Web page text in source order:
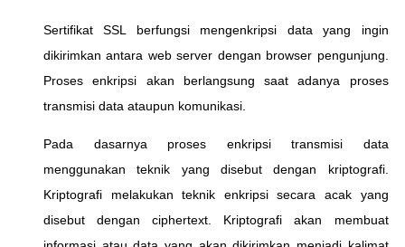
Sertifikat SSL berfungsi mengenkripsi data yang ingin
dikirimkan antara web server dengan browser pengunjung.
Proses enkripsi akan berlangsung saat adanya proses
transmisi data ataupun komunikasi.
Pada dasarnya proses enkripsi transmisi data
menggunakan teknik yang disebut dengan kriptografi.
Kriptografi melakukan teknik enkripsi secara acak yang
disebut dengan ciphertext. Kriptografi akan membuat